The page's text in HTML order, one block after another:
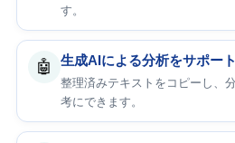
す。
🤖 生成AIによる分析をサポート
整理済みテキストをコピーし、
考にできます。